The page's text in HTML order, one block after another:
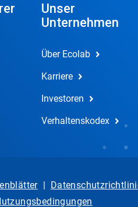
Unser
Unternehmen
Über Ecolab
Karriere
Investoren
Verhaltenskodex
|